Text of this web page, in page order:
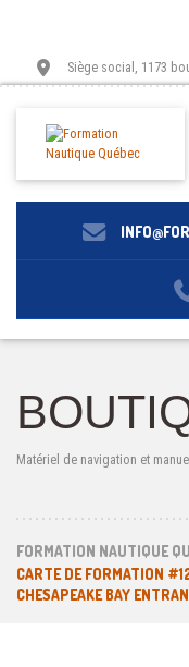
Siège social, 1173
Matériel de navigation et
FORMATION NAUTIQUE
CARTE DE FORMATION
CHESAPEAKE BAY